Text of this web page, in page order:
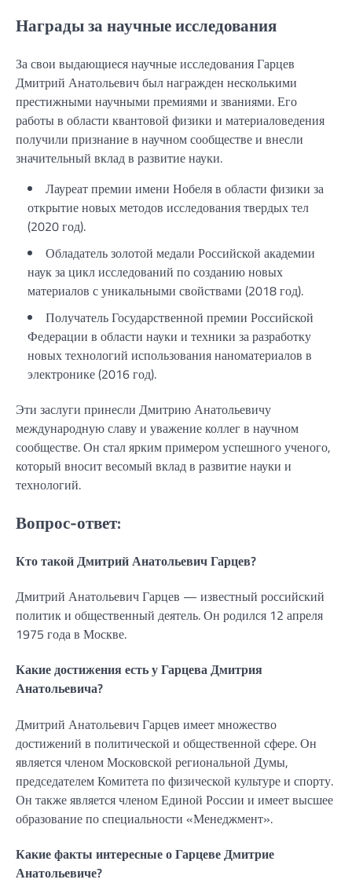
Награды за научные исследования
За свои выдающиеся научные исследования Гарцев
Дмитрий Анатольевич был награжден несколькими
престижными научными премиями и званиями. Его
работы в области квантовой физики и материаловедения
получили признание в научном сообществе и внесли
значительный вклад в развитие науки.
Лауреат премии имени Нобеля в области физики за
открытие новых методов исследования твердых тел
(2020 год).
Обладатель золотой медали Российской академии
наук за цикл исследований по созданию новых
материалов с уникальными свойствами (2018 год).
Получатель Государственной премии Российской
Федерации в области науки и техники за разработку
новых технологий использования наноматериалов в
электронике (2016 год).
Эти заслуги принесли Дмитрию Анатольевичу
международную славу и уважение коллег в научном
сообществе. Он стал ярким примером успешного ученого,
который вносит весомый вклад в развитие науки и
технологий.
Вопрос-ответ:
Кто такой Дмитрий Анатольевич Гарцев?
Дмитрий Анатольевич Гарцев — известный российский
политик и общественный деятель. Он родился 12 апреля
1975 года в Москве.
Какие достижения есть у Гарцева Дмитрия
Анатольевича?
Дмитрий Анатольевич Гарцев имеет множество
достижений в политической и общественной сфере. Он
является членом Московской региональной Думы,
председателем Комитета по физической культуре и спорту.
Он также является членом Единой России и имеет высшее
образование по специальности «Менеджмент».
Какие факты интересные о Гарцеве Дмитрие
Анатольевиче?